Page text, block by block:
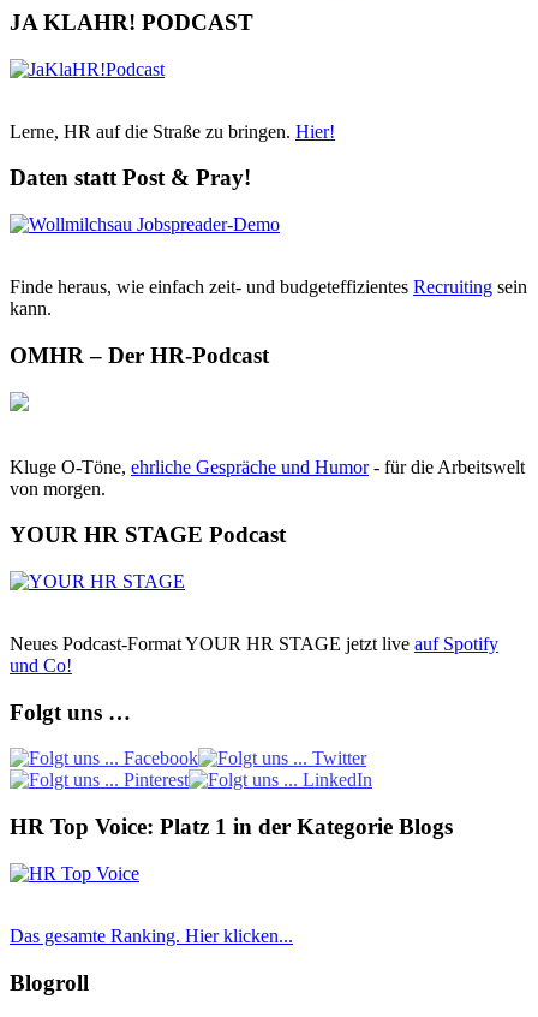
JA KLAHR! PODCAST
Lerne, HR auf die Straße zu bringen. Hier!
Daten statt Post & Pray!
Finde heraus, wie einfach zeit- und budgeteffizientes Recruiting sein
kann.
OMHR – Der HR-Podcast
Kluge O-Töne, ehrliche Gespräche und Humor- für die Arbeitswelt
von morgen.
YOUR HR STAGE Podcast
Neues Podcast-Format YOUR HR STAGE jetzt live auf Spotify
und Co!
Folgt uns …
HR Top Voice: Platz 1 in der Kategorie Blogs
Das gesamte Ranking. Hier klicken...
Blogroll